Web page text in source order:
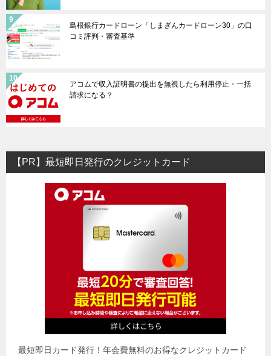
島根銀行カードローン「しまぎんカードローン30」の口
コミ評判・審査基準
アコムで収入証明書の提出を無視したら利用停止・一括
請求になる？
【PR】最短即日発行のクレジットカード
最短即日カード発行！年会費無料のお得なクレジットカード